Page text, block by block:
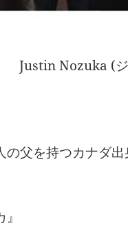
Nozuka (ジャ
の父を持つカナダ